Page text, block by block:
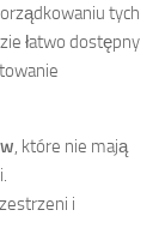
tych
łatwo dostępny
, które nie mają
i